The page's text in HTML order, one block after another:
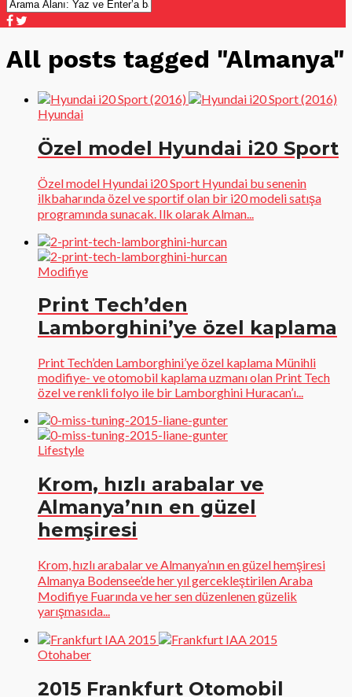
All posts tagged "Almanya"
Hyundai
Özel model Hyundai i20 Sport
Özel model Hyundai i20 Sport Hyundai bu senenin
ilkbaharında özel ve sportif olan bir i20 modeli satışa
programında sunacak. Ilk olarak Alman...
Modifiye
Print Tech’den
Lamborghini’ye özel kaplama
Print Tech’den Lamborghini’ye özel kaplama Münihli
modifiye- ve otomobil kaplama uzmanı olan Print Tech
özel ve renkli folyo ile bir Lamborghini Huracan’ı...
Lifestyle
Krom, hızlı arabalar ve
Almanya’nın en güzel
hemşiresi
Krom, hızlı arabalar ve Almanya’nın en güzel hemşiresi
Almanya Bodensee’de her yıl gercekleştirilen Araba
Modifiye Fuarında ve her sen düzenlenen güzelik
yarışmasıda...
Otohaber
2015 Frankfurt Otomobil